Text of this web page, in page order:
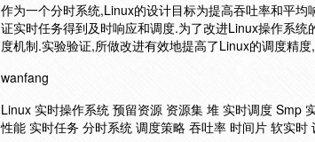
作为一个分时系统,Linux的设计目标为提高吞吐率和平
证实时任务得到及时响应和调度.为了改进Linux操作系
度机制.实验验证,所做改进有效地提高了Linux的调度精
wanfang
Linux 实时操作系统 预留资源 资源集 堆 实时调度 Smp
性能 实时任务 分时系统 调度策略 吞吐率 时间片 软实时